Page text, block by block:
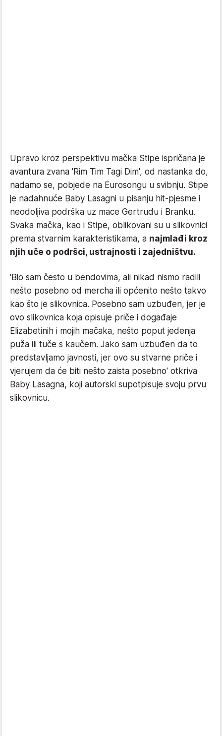
Upravo kroz perspektivu mačka Stipe ispričana je
avantura zvana 'Rim Tim Tagi Dim', od nastanka do,
nadamo se, pobjede na Eurosongu u svibnju. Stipe
je nadahnuće Baby Lasagni u pisanju hit-pjesme i
neodoljiva podrška uz mace Gertrudu i Branku.
Svaka mačka, kao i Stipe, oblikovani su u slikovnici
prema stvarnim karakteristikama, a najmlađi kroz
njih uče o podršci, ustrajnosti i zajedništvu.
'Bio sam često u bendovima, ali nikad nismo radili
nešto posebno od mercha ili općenito nešto takvo
kao što je slikovnica. Posebno sam uzbuđen, jer je
ovo slikovnica koja opisuje priče i događaje
Elizabetinih i mojih mačaka, nešto poput jedenja
puža ili tuče s kaučem. Jako sam uzbuđen da to
predstavljamo javnosti, jer ovo su stvarne priče i
vjerujem da će biti nešto zaista posebno' otkriva
Baby Lasagna, koji autorski supotpisuje svoju prvu
slikovnicu.